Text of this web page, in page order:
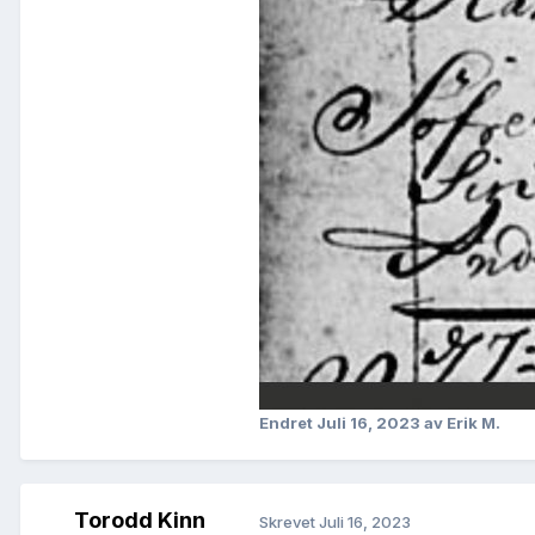
Endret Juli 16, 2023 av Erik M.
Torodd Kinn SkrevetJuli 16, 2023